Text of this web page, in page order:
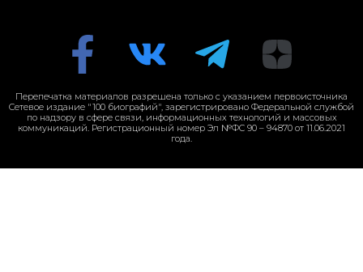
Перепечатка материалов разрешена только с указанием первоисточника
Сетевое издание "100 биографий", зарегистрировано Федеральной службой
по надзору в сфере связи, информационных технологий и массовых
коммуникаций. Регистрационный номер Эл №ФС 90 – 94870 от 11.06.2021
года.